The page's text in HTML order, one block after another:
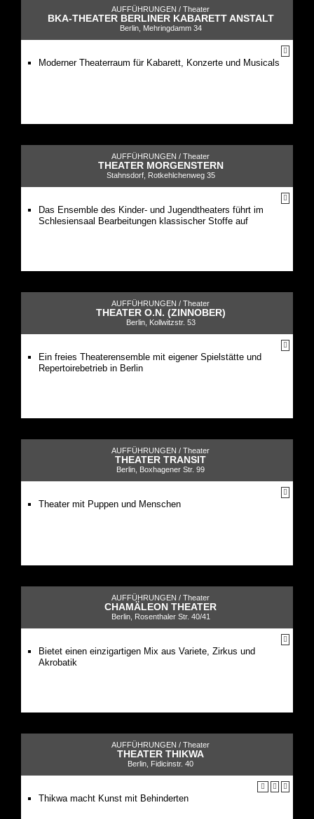
AUFFÜHRUNGEN / Theater
BKA-THEATER BERLINER KABARETT ANSTALT
Berlin, Mehringdamm 34
Moderner Theaterraum für Kabarett, Konzerte und Musicals
AUFFÜHRUNGEN / Theater
THEATER MORGENSTERN
Stahnsdorf, Rotkehlchenweg 35
Das Ensemble des Kinder- und Jugendtheaters führt im
Schlesiensaal Bearbeitungen klassischer Stoffe auf
AUFFÜHRUNGEN / Theater
THEATER O.N. (ZINNOBER)
Berlin, Kollwitzstr. 53
Ein freies Theaterensemble mit eigener Spielstätte und
Repertoirebetrieb in Berlin
AUFFÜHRUNGEN / Theater
THEATER TRANSIT
Berlin, Boxhagener Str. 99
Theater mit Puppen und Menschen
AUFFÜHRUNGEN / Theater
CHAMÄLEON THEATER
Berlin, Rosenthaler Str. 40/41
Bietet einen einzigartigen Mix aus Variete, Zirkus und
Akrobatik
AUFFÜHRUNGEN / Theater
THEATER THIKWA
Berlin, Fidicinstr. 40
Thikwa macht Kunst mit Behinderten